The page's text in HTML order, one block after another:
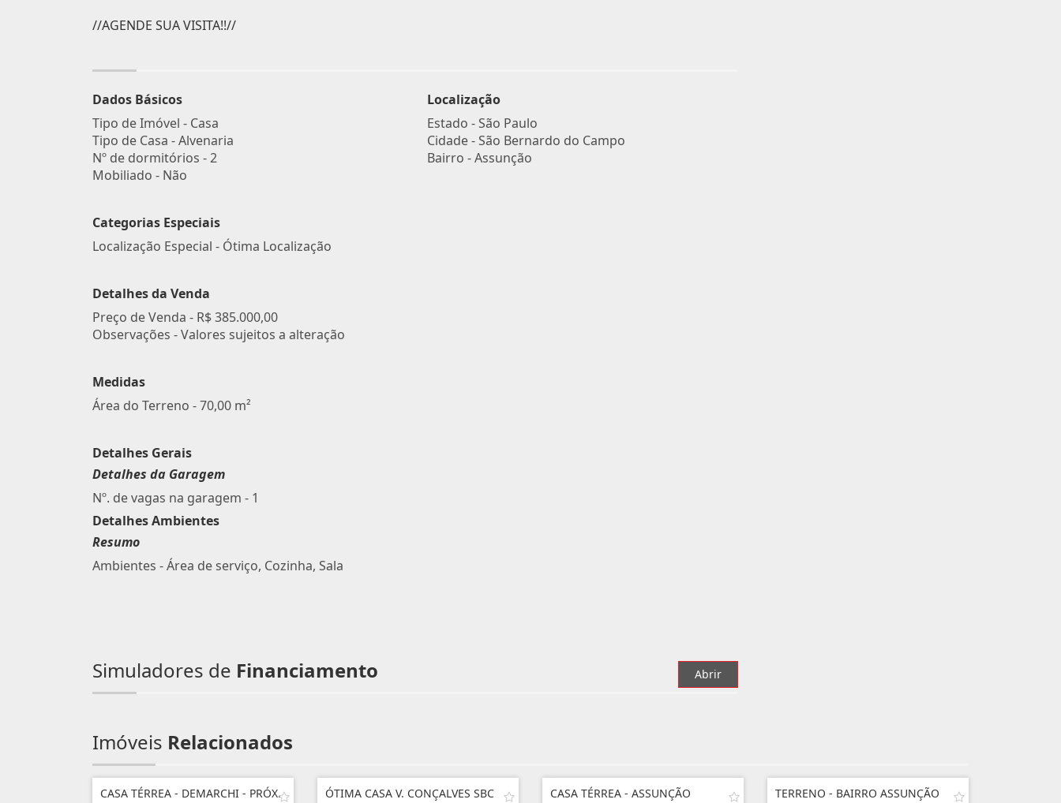
//AGENDE SUA VISITA!!//
Dados Básicos
Tipo de Imóvel - Casa
Tipo de Casa - Alvenaria
Nº de dormitórios - 2
Mobiliado - Não
Categorias Especiais
Localização Especial - Ótima Localização
Detalhes da Venda
Preço de Venda - R$ 385.000,00
Observações - Valores sujeitos a alteração
Medidas
Área do Terreno - 70,00 m²
Detalhes Gerais
Detalhes da Garagem
Nº. de vagas na garagem - 1
Detalhes Ambientes
Resumo
Ambientes - Área de serviço, Cozinha, Sala
Localização
Estado -São Paulo
Cidade -São Bernardo do Campo
Bairro -Assunção
Simuladores de Financiamento Abrir
Imóveis Relacionados
CASA TÉRREA - DEMARCHI - PRÓX.
ÓTIMA CASA V. CONÇALVES SBC CASA TÉRREA - ASSUNÇÃO TERRENO - BAIRRO ASSUNÇÃO